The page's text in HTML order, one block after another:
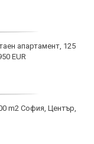
апартамент, 125
EUR
m2 София, Център,